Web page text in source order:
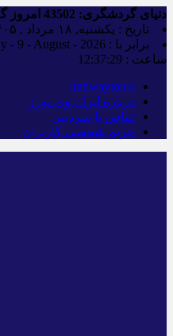
دنیای گردشگری: امروز
تاریخ : یکشنبه, ۱۸ مرداد , ۱۴۰۵
برابر با : Sunday - 9 - August - 2026
ساعت : 12:37:30
iranwaytours
درباره ایران وی تورز
تماس با سردبیر
حریم شخصی کاربران